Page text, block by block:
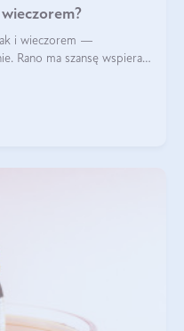
i wieczorem —
Rano ma szansę wspierać